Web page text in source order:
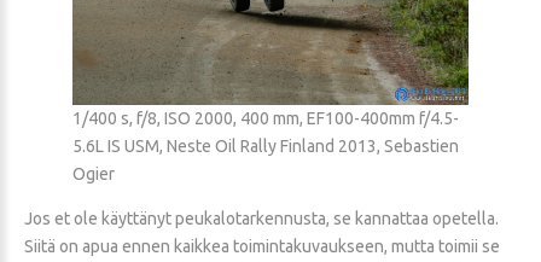
1/400 s, f/8, ISO 2000, 400 mm, EF100-400mm f/4.5-
5.6L IS USM, Neste Oil Rally Finland 2013, Sebastien
Ogier
Jos et ole käyttänyt peukalotarkennusta, se kannattaa opetella.
Siitä on apua ennen kaikkea toimintakuvaukseen, mutta toimii se